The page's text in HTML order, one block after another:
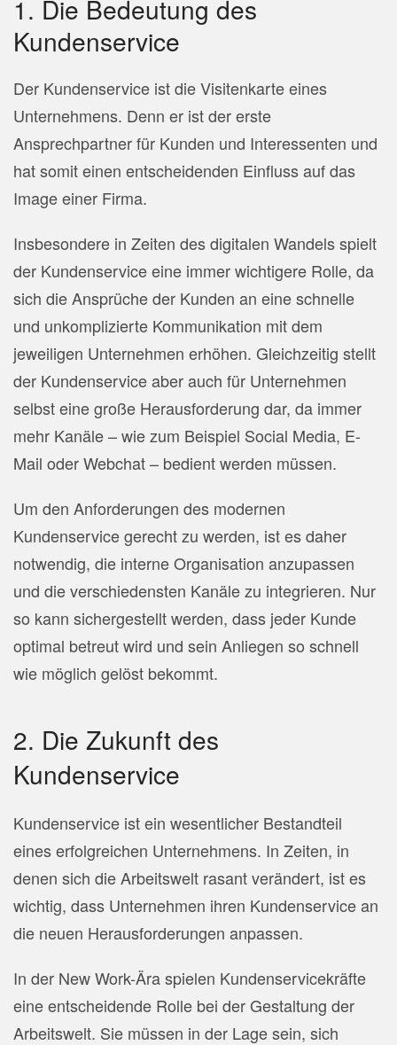
1. Die Bedeutung des
Kundenservice
Der Kundenservice ist die Visitenkarte eines
Unternehmens. Denn er ist der erste
Ansprechpartner für Kunden und Interessenten und
hat somit einen entscheidenden Einfluss auf das
Image einer Firma.
Insbesondere in Zeiten des digitalen Wandels spielt
der Kundenservice eine immer wichtigere Rolle, da
sich die Ansprüche der Kunden an eine schnelle
und unkomplizierte Kommunikation mit dem
jeweiligen Unternehmen erhöhen. Gleichzeitig stellt
der Kundenservice aber auch für Unternehmen
selbst eine große Herausforderung dar, da immer
mehr Kanäle – wie zum Beispiel Social Media, E-
Mail oder Webchat – bedient werden müssen.
Um den Anforderungen des modernen
Kundenservice gerecht zu werden, ist es daher
notwendig, die interne Organisation anzupassen
und die verschiedensten Kanäle zu integrieren. Nur
so kann sichergestellt werden, dass jeder Kunde
optimal betreut wird und sein Anliegen so schnell
wie möglich gelöst bekommt.
2. Die Zukunft des
Kundenservice
Kundenservice ist ein wesentlicher Bestandteil
eines erfolgreichen Unternehmens. In Zeiten, in
denen sich die Arbeitswelt rasant verändert, ist es
wichtig, dass Unternehmen ihren Kundenservice an
die neuen Herausforderungen anpassen.
In der New Work-Ära spielen Kundenservicekräfte
eine entscheidende Rolle bei der Gestaltung der
Arbeitswelt. Sie müssen in der Lage sein, sich